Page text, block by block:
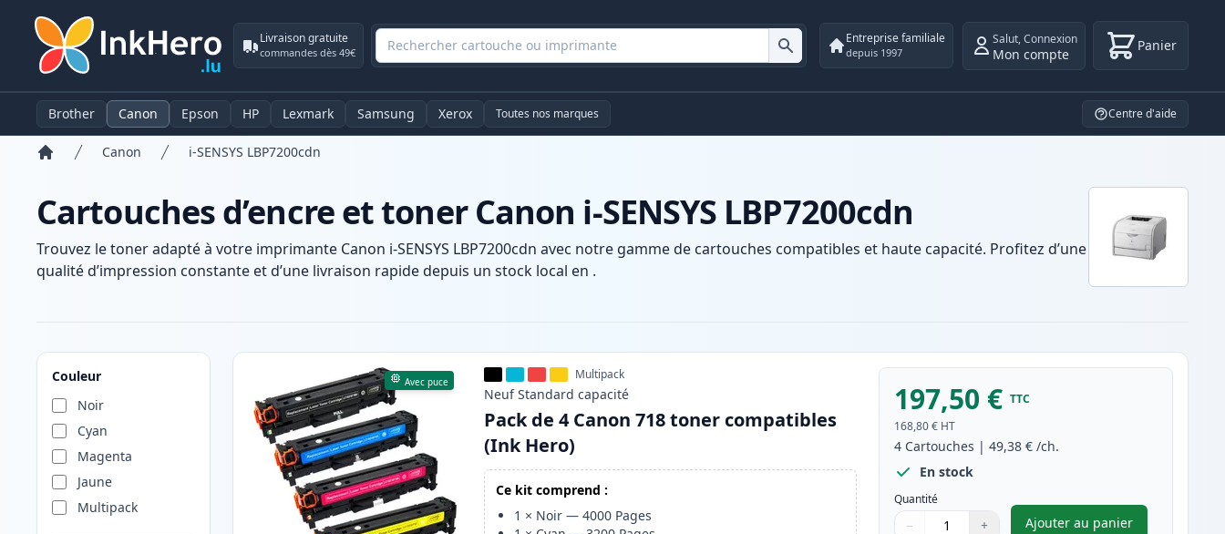
Livraison gratuite
commandes dès 49€
Entreprise familiale
depuis 1997
Salut,Connexion
Mon compte Panier
Brother Canon Epson HP Lexmark Samsung Xerox Toutes nos marques Centre d'aide
Canon i-SENSYS LBP7200cdn
Cartouches d’encre et toner Canon i-SENSYS LBP7200cdn
Trouvez le toner adapté à votre imprimante Canon i-SENSYS LBP7200cdn avec notre gamme de cartouches compatibles et haute capacité. Profitez d’une
qualité d’impression constante et d’une livraison rapide depuis un stock local en .
Couleur
Noir
Cyan
Magenta
Jaune
Multipack
Produits
Avec puce Multipack
Neuf Standard capacité
Pack de 4 Canon 718 toner compatibles
(Ink Hero)
Ce kit comprend :
1 × Noir —4000 Pages
197,50 € TTC
168,80 € HT
4 Cartouches |49,38 € /ch.
En stock
Quantité
− + Ajouter au panier